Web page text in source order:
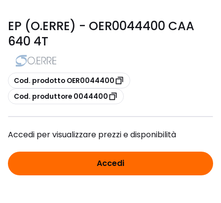
EP (O.ERRE) - OER0044400 CAA
640 4T
copia
Cod. prodotto OER0044400
copia
Cod. produttore 0044400
Accedi per visualizzare prezzi e disponibilità
Accedi